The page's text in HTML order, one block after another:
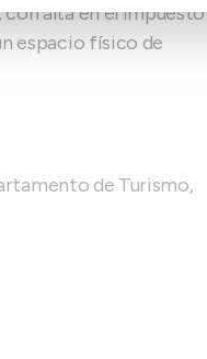
con alta en el Impuesto
espacio físico de
de Turismo,